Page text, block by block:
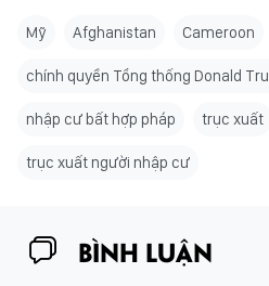
Mỹ Afghanistan Cameroon
chính quyền Tổng thống Donald
nhập cư bất hợp pháp trục xuất
trục xuất người nhập cư
BÌNH LUẬN